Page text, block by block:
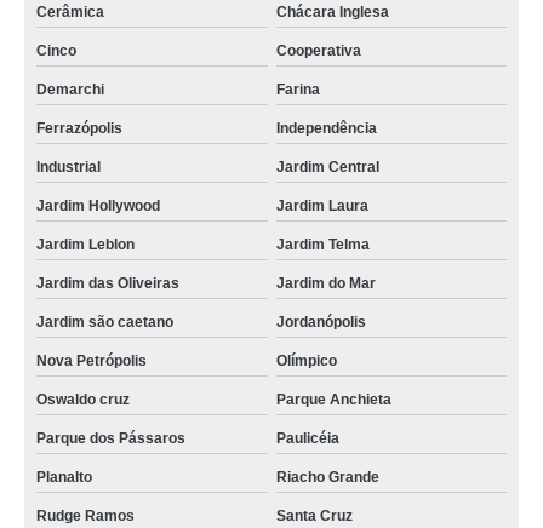
Cerâmica Chácara Inglesa
Cinco Cooperativa
Demarchi Farina
Ferrazópolis Independência
Industrial Jardim Central
Jardim Hollywood Jardim Laura
Jardim Leblon Jardim Telma
Jardim das Oliveiras Jardim do Mar
Jardim são caetano Jordanópolis
Nova Petrópolis Olímpico
Oswaldo cruz Parque Anchieta
Parque dos Pássaros Paulicéia
Planalto Riacho Grande
Rudge Ramos Santa Cruz